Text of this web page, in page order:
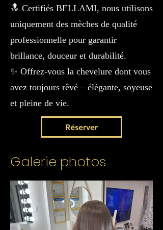
🔝 Certifiés BELLAMI, nous utilisons
uniquement des mèches de qualité
professionnelle pour garantir
brillance, douceur et durabilité.
✨ Offrez-vous la chevelure dont vous
avez toujours rêvé – élégante, soyeuse
et pleine de vie.
Réserver
Galerie photos